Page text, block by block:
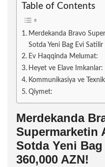
Table of Contents
Merdekanda Bravo
Sotda Yeni Bag Evi
Ev Haqqinda Melumat:
Heyet ve Elave Imkanlar:
Kommunikasiya ve
Qiymet:
Merdekanda
Supermarketin
Sotda Yeni
360,000 AZN!